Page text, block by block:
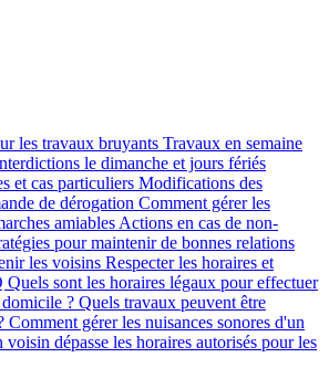
les travaux bruyants Travaux en semaine
le dimanche et jours fériés
et cas particuliers Modifications des
de dérogation Comment gérer les
amiables Actions en cas de non-
pour maintenir de bonnes relations
les voisins Respecter les horaires et
Quels sont les horaires légaux pour effectuer
? Quels travaux peuvent être
Comment gérer les nuisances sonores d'un
dépasse les horaires autorisés pour les